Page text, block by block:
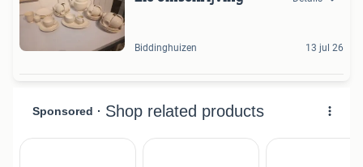
Biddinghuizen 13 jul 26